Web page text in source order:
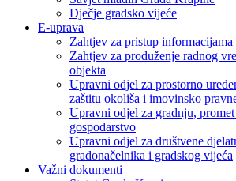
Dječje gradsko vijeće
E-uprava
Zahtjev za pristup informacijama
Zahtjev za produženje radnog
objekta
Upravni odjel za prostorno
zaštitu okoliša i imovinsko
Upravni odjel za gradnju,
gospodarstvo
Upravni odjel za društvene
gradonačelnika i gradskog vijeća
Važni dokumenti